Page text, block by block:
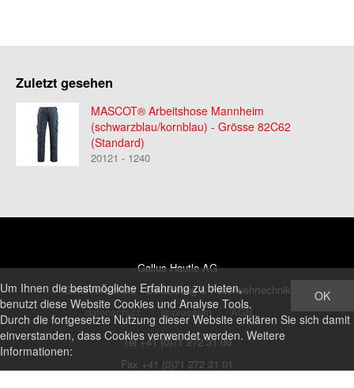
Zuletzt gesehen
MASCOT® Arbeitshose Mannheim
(schwarzblau/kornblau) - Grösse 82C62
(Standard)
20121 - 1240
Gallus Hautle AG
Gefahrenschutz - Bekleidung & Feuerwehrtechnik
datenschutz
Impressum
AGB
Tel +41 (0)71 272 31 00
Fax +41 (0)71 272 31 01
OK
Um Ihnen die bestmögliche Erfahrung zu bieten,
benutzt diese Website Cookies und Analyse Tools.
Durch die fortgesetzte Nutzung dieser Website erklären Sie sich damit
einverstanden, dass Cookies verwendet werden. Weitere
Informationen: